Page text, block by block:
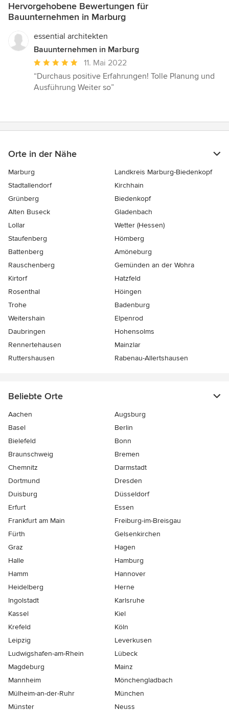
Hervorgehobene Bewertungen für
Bauunternehmen in Marburg
essential architekten
Bauunternehmen in Marburg
Durchschnittliche
Bewertung:
5
11. Mai 2022
“Durchaus positive Erfahrungen! Tolle Planung und
Ausführung Weiter so”
Orte in der Nähe
Marburg
Landkreis Marburg-Biedenkopf
Stadtallendorf
Kirchhain
Grünberg
Biedenkopf
Alten Buseck
Gladenbach
Lollar
Wetter (Hessen)
Staufenberg
Hömberg
Battenberg
Amöneburg
Rauschenberg
Gemünden an der Wohra
Kirtorf
Hatzfeld
Rosenthal
Höingen
Trohe
Badenburg
Weitershain
Elpenrod
Daubringen
Hohensolms
Rennertehausen
Mainzlar
Ruttershausen
Rabenau-Allertshausen
Beliebte Orte
Aachen
Augsburg
Basel
Berlin
Bielefeld
Bonn
Braunschweig
Bremen
Chemnitz
Darmstadt
Dortmund
Dresden
Duisburg
Düsseldorf
Erfurt
Essen
Frankfurt am Main
Freiburg-im-Breisgau
Fürth
Gelsenkirchen
Graz
Hagen
Halle
Hamburg
Hamm
Hannover
Heidelberg
Herne
Ingolstadt
Karlsruhe
Kassel
Kiel
Krefeld
Köln
Leipzig
Leverkusen
Ludwigshafen-am-Rhein
Lübeck
Magdeburg
Mainz
Mannheim
Mönchen­gladbach
Mülheim-an-der-Ruhr
München
Münster
Neuss